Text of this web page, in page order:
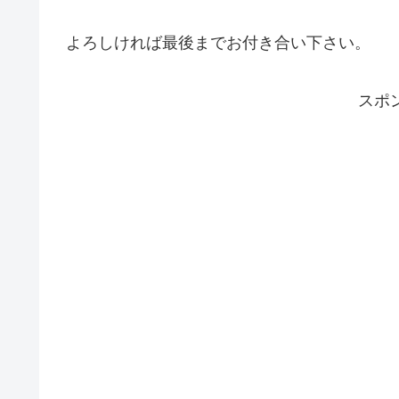
よろしければ最後までお付き合い下さい。
スポ